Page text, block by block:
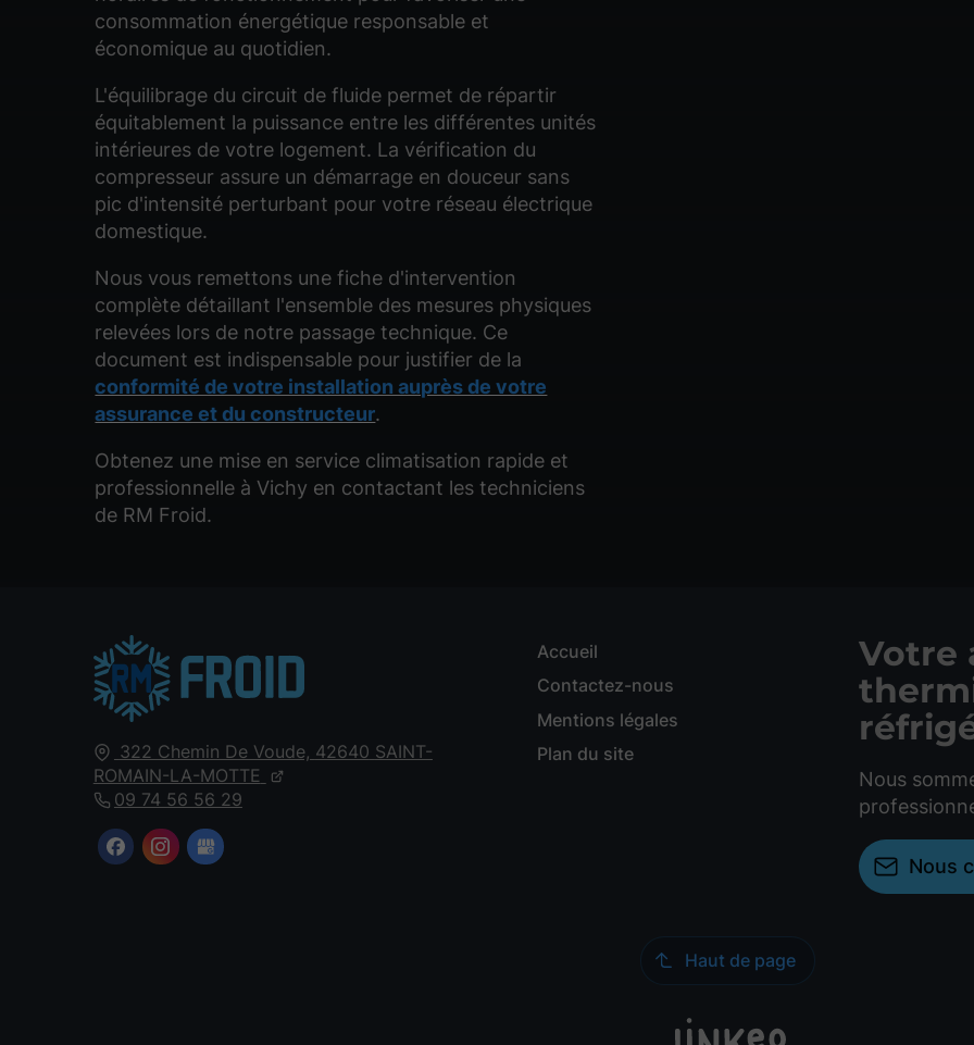
consommation énergétique responsable et
économique au quotidien.
L'équilibrage du circuit de fluide permet de répartir
équitablement la puissance entre les différentes unités
intérieures de votre logement. La vérification du
compresseur assure un démarrage en douceur sans
pic d'intensité perturbant pour votre réseau électrique
domestique.
Nous vous remettons une fiche d'intervention
complète détaillant l'ensemble des mesures physiques
relevées lors de notre passage technique. Ce
document est indispensable pour justifier de la
conformité de votre installation auprès de votre
assurance et du constructeur.
Obtenez une mise en service climatisation rapide et
professionnelle à Vichy en contactant les techniciens
de RM Froid.
322 Chemin De Voude, 42640 SAINT-
ROMAIN-LA-MOTTE
09 74 56 56 29
Accueil
Contactez-nous
Mentions légales
Plan du site
Votre
Nous
Nous
Haut de page